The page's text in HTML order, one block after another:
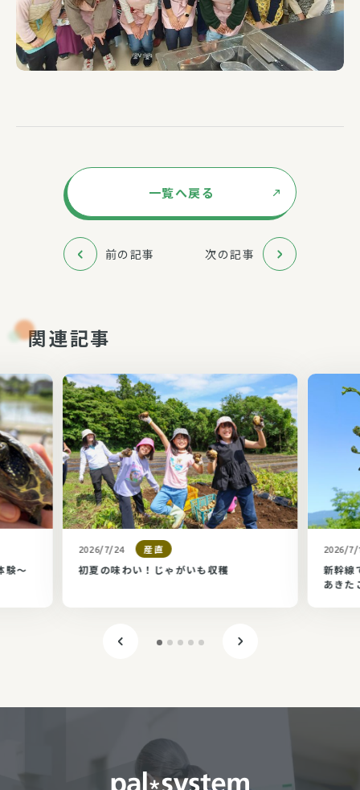
一覧へ戻る
前の記事 次の記事
関連記事
験～
2026/7/24 産直
初夏の味わい！じゃがいも収穫
2026/7/
新幹線
あきた